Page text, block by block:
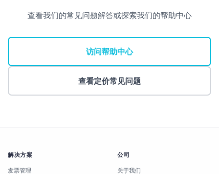
查看我们的常见问题解答或探索我们的帮助中心
访问帮助中心
查看定价常见问题
解决方案
发票管理
公司
关于我们